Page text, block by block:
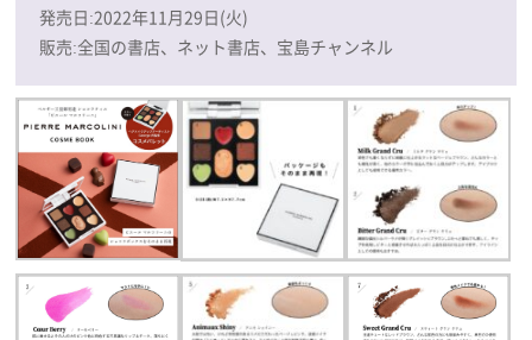
発売日:2022年11月29日(火)
販売:全国の書店、ネット書店、宝島チャンネル